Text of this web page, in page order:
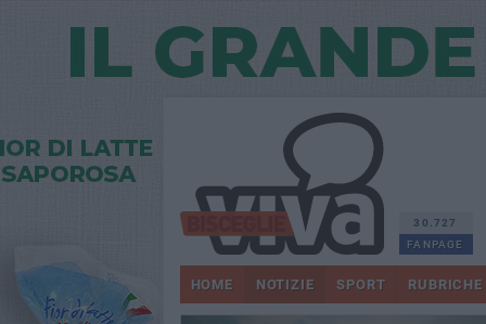
30.727
FANPAGE
HOME NOTIZIE SPORT RUBRICHE